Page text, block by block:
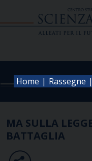
Home | Rassegne |
MA SULLA
BATTAGLIA